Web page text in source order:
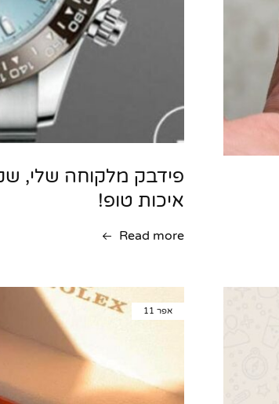
פידבק מלקוחה שלי,
איכות טופ!
Read more
אפר 11